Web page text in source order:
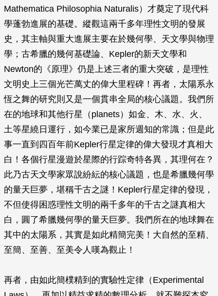
Mathematica Philosophia Naturalis）才奠定了現代科
學蓬勃進展的基礎。縱觀這兩千多年理性文明的發展
史，其主軸與重大進展主要在於幾何學、天文學與物理
學；古希臘的幾何基礎論、Kepler的新天文學和
Newton的《原理》仍是上述三者的重大突破，是理性
文明史上三個光芒萬丈的偉大里程碑！再者，太陽系永
恆之舞的研究則又是一個貫串全局的核心議題。我們所
在的地球和其他行星（planets）如金、木、水、火、
土等星繞日運行，如今業已是家所週知的常識；但是此
事一直到四百年前Kepler行星定律的偉大發現才真相大
白！各個行星漫遊於星際的行踪奇特各異，其理何在？
此乃古天文學家眾說紛紜的核心議題，也是希臘幾何學
的量天巨夢，堪稱千古之謎！Kepler行星定律的發現，
不但使得困惑理性文明的兩千多年的千古之謎真相大
白，圓了希臘幾何學的量天巨夢。我們所在的地球舞在
其中的太陽系，其實是如此精簡完美！大自然的至精、
至簡、至善、至美令人嘆為觀止！
再者，由如此簡樸精到的實驗性定律（Experimental